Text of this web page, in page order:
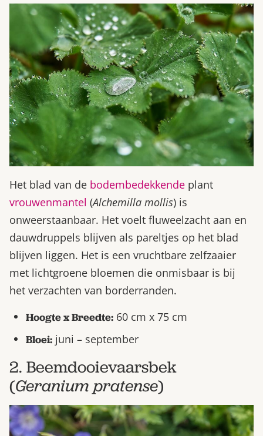
Het blad van de bodembedekkende plant
vrouwenmantel (Alchemilla mollis) is
onweerstaanbaar. Het voelt fluweelzacht aan en
dauwdruppels blijven als pareltjes op het blad
blijven liggen. Het is een vruchtbare zelfzaaier
met lichtgroene bloemen die onmisbaar is bij
het verzachten van borderranden.
Hoogte x Breedte: 60 cm x 75 cm
Bloei: juni – september
2. Beemdooievaarsbek
(Geranium pratense)